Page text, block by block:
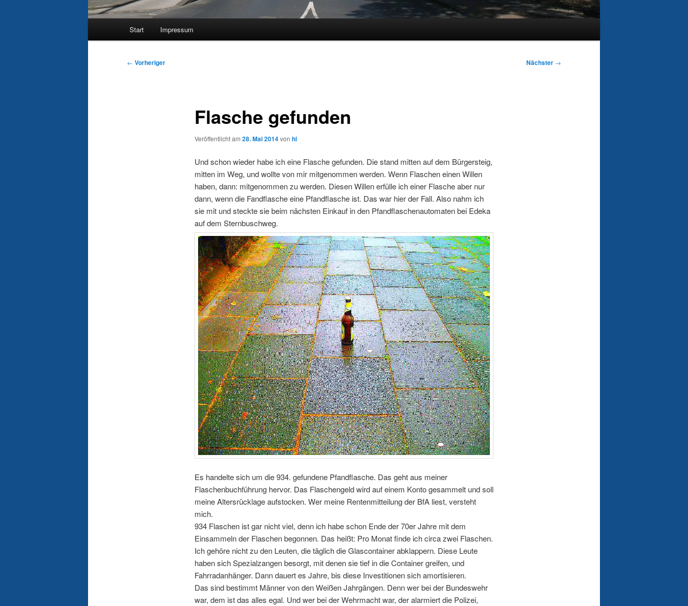
Start Impressum
Beitragsnavigation
← Vorheriger Nächster →
Flasche gefunden
Veröffentlicht am 28. Mai 2014von hl
Und schon wieder habe ich eine Flasche gefunden. Die stand mitten auf dem Bürgersteig,
mitten im Weg, und wollte von mir mitgenommen werden. Wenn Flaschen einen Willen
haben, dann: mitgenommen zu werden. Diesen Willen erfülle ich einer Flasche aber nur
dann, wenn die Fandflasche eine Pfandflasche ist. Das war hier der Fall. Also nahm ich
sie mit und steckte sie beim nächsten Einkauf in den Pfandflaschenautomaten bei Edeka
auf dem Sternbuschweg.
Es handelte sich um die 934. gefundene Pfandflasche. Das geht aus meiner
Flaschenbuchführung hervor. Das Flaschengeld wird auf einem Konto gesammelt und soll
meine Altersrücklage aufstocken. Wer meine Rentenmitteilung der BfA liest, versteht
mich.
934 Flaschen ist gar nicht viel, denn ich habe schon Ende der 70er Jahre mit dem
Einsammeln der Flaschen begonnen. Das heißt: Pro Monat finde ich circa zwei Flaschen.
Ich gehöre nicht zu den Leuten, die täglich die Glascontainer abklappern. Diese Leute
haben sich Spezialzangen besorgt, mit denen sie tief in die Container greifen, und
Fahrradanhänger. Dann dauert es Jahre, bis diese Investitionen sich amortisieren.
Das sind bestimmt Männer von den Weißen Jahrgängen. Denn wer bei der Bundeswehr
war, dem ist das alles egal. Und wer bei der Wehrmacht war, der alarmiert die Polizei,